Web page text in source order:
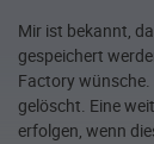
Mir ist bekannt,
gespeichert
Factory wünsche.
gelöscht. Eine
erfolgen, wenn